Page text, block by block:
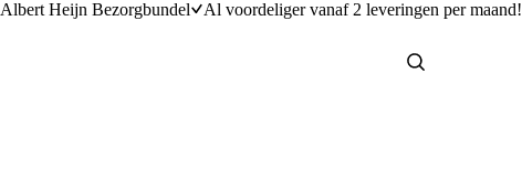
Albert Heijn Bezorgbundel Al voordeliger vanaf 2 leveringen per maand!